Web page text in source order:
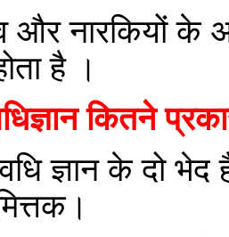
नारकियों के
है ।
कितने
ज्ञान के दो भेद